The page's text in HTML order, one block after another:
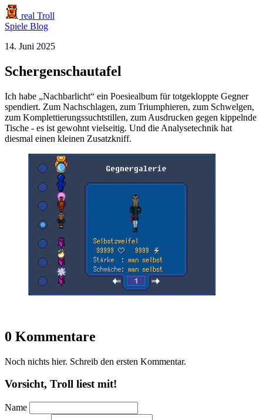
real Troll
Spiele Blog
14. Juni 2025
Schergenschautafel
Ich habe „Nachbarlicht“ ein Poesiealbum für totgekloppte Gegner
spendiert. Zum Nachschlagen, zum Triumphieren, zum Schwelgen,
zum Komplettierungssuchtstillen, zum Ausdrucken gegen kippelnde
Tische - es ist gewohnt vielseitig. Und die Analysetechnik hat
diesmal einen kleinen Zusatzkniff.
0 Kommentare
Noch nichts hier. Schreib den ersten Kommentar.
Vorsicht, Troll liest mit!
Name